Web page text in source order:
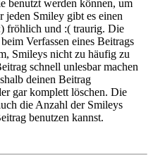
benutzt werden können, um
jeden Smiley gibt es einen
fröhlich und :( traurig. Die
Verfassen eines Beitrags
Smileys nicht zu häufig zu
schnell unlesbar machen
deinen Beitrag
gar komplett löschen. Die
die Anzahl der Smileys
benutzen kannst.